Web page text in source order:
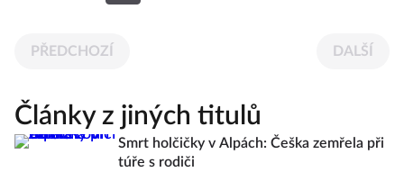
PŘEDCHOZÍ DALŠÍ
Články z jiných titulů
Smrt holčičky v Alpách: Češka zemřela při
túře s rodiči